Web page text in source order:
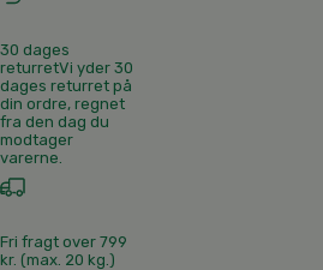
30 dages
returretVi yder 30
dages returret på
din ordre, regnet
fra den dag du
modtager
varerne.
Fri fragt over 799
kr. (max. 20 kg.)